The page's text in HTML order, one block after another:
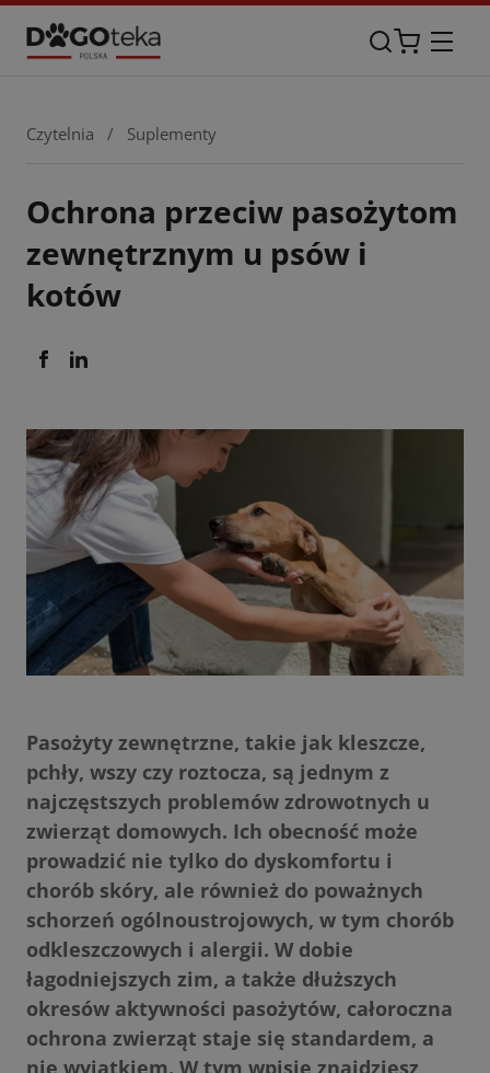
Czytelnia / Suplementy
Ochrona przeciw pasożytom
zewnętrznym u psów i
kotów
Pasożyty zewnętrzne, takie jak kleszcze,
pchły, wszy czy roztocza, są jednym z
najczęstszych problemów zdrowotnych u
zwierząt domowych. Ich obecność może
prowadzić nie tylko do dyskomfortu i
chorób skóry, ale również do poważnych
schorzeń ogólnoustrojowych, w tym chorób
odkleszczowych i alergii. W dobie
łagodniejszych zim, a także dłuższych
okresów aktywności pasożytów, całoroczna
ochrona zwierząt staje się standardem, a
nie wyjątkiem. W tym wpisie znajdziesz